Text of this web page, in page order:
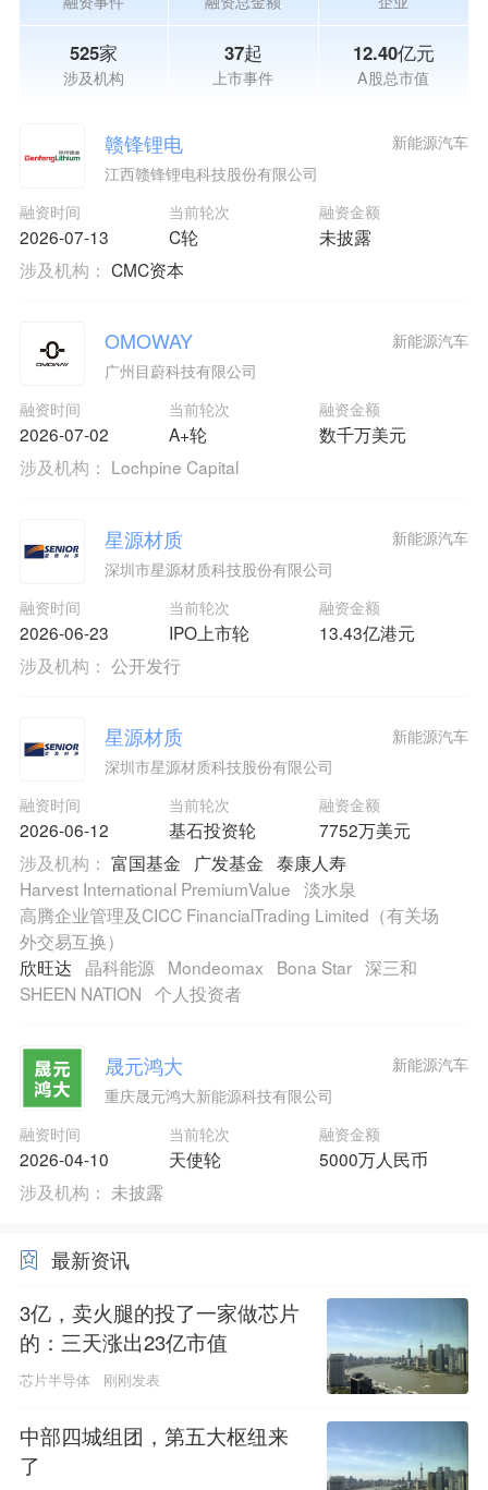
525家
涉及机构
37起
上市事件
12.40亿元
A股总市值
赣锋锂电
江西赣锋锂电科技股份有限公司
融资时间
2026-07-13
当前轮次
C轮
融资金额
未披露
新能源汽车
涉及机构： CMC资本
OMOWAY
广州目蔚科技有限公司
融资时间
2026-07-02
当前轮次
A+轮
融资金额
数千万美元
新能源汽车
涉及机构： Lochpine Capital
星源材质
深圳市星源材质科技股份有限公司
融资时间
2026-06-23
当前轮次
IPO上市轮
融资金额
13.43亿港元
新能源汽车
涉及机构： 公开发行
星源材质
深圳市星源材质科技股份有限公司
融资时间
2026-06-12
当前轮次
基石投资轮
融资金额
7752万美元
新能源汽车
涉及机构： 富国基金 广发基金 泰康人寿
Harvest International PremiumValue 淡水泉
高腾企业管理及CICC FinancialTrading Limited（有关场
外交易互换）
欣旺达
晶科能源 Mondeomax Bona Star 深三和
SHEEN NATION 个人投资者
晟元鸿大
重庆晟元鸿大新能源科技有限公司
融资时间
2026-04-10
当前轮次
天使轮
融资金额
5000万人民币
新能源汽车
涉及机构： 未披露
最新资讯
3亿，卖火腿的投了一家做芯片
的：三天涨出23亿市值
芯片半导体 刚刚发表
中部四城组团，第五大枢纽来
了